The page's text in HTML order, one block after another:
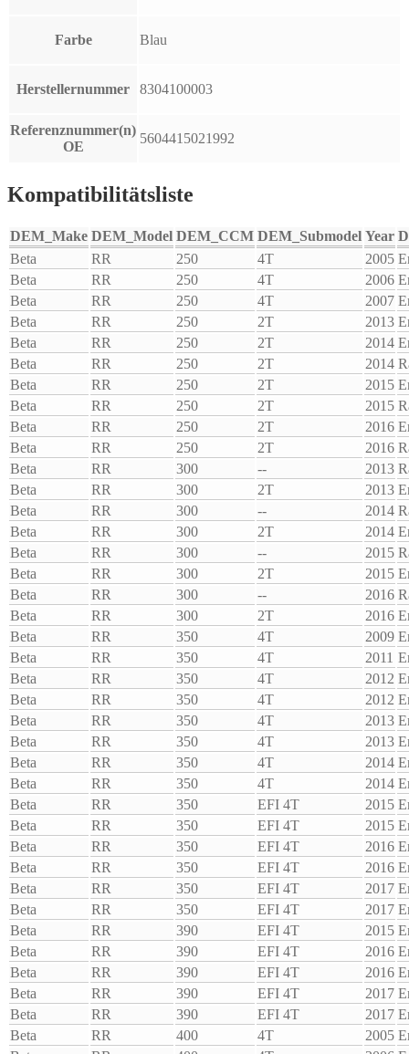
Farbe Blau
Herstellernummer 8304100003
Referenznummer(n)
OE
5604415021992
Kompatibilitätsliste
DEM_Make DEM_Model DEM_CCM DEM_Submodel Year
Beta
RR 250 4T 2005
Beta
RR 250 4T 2006
Beta
RR 250 4T 2007
Beta
RR 250 2T 2013
Beta
RR 250 2T 2014
Beta
RR 250 2T 2014
Beta
RR 250 2T 2015
Beta
RR 250 2T 2015
Beta
RR 250 2T 2016
Beta
RR 250 2T 2016
Beta
RR 300 -- 2013
Beta
RR 300 2T 2013
Beta
RR 300 -- 2014
Beta
RR 300 2T 2014
Beta
RR 300 -- 2015
Beta
RR 300 2T 2015
Beta
RR 300 -- 2016
Beta
RR 300 2T 2016
Beta
RR 350 4T 2009
Beta
RR 350 4T 2011
Beta
RR 350 4T 2012
Beta
RR 350 4T 2012
Beta
RR 350 4T 2013
Beta
RR 350 4T 2013
Beta
RR 350 4T 2014
Beta
RR 350 4T 2014
Beta
RR 350 EFI 4T 2015
Beta
RR 350 EFI 4T 2015
Beta
RR 350 EFI 4T 2016
Beta
RR 350 EFI 4T 2016
Beta
RR 350 EFI 4T 2017
Beta
RR 350 EFI 4T 2017
Beta
RR 390 EFI 4T 2015
Beta
RR 390 EFI 4T 2016
Beta
RR 390 EFI 4T 2016
Beta
RR 390 EFI 4T 2017
Beta
RR 390 EFI 4T 2017
Beta
RR 400 4T 2005